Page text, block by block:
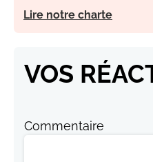
Lire notre charte
VOS
Commentaire